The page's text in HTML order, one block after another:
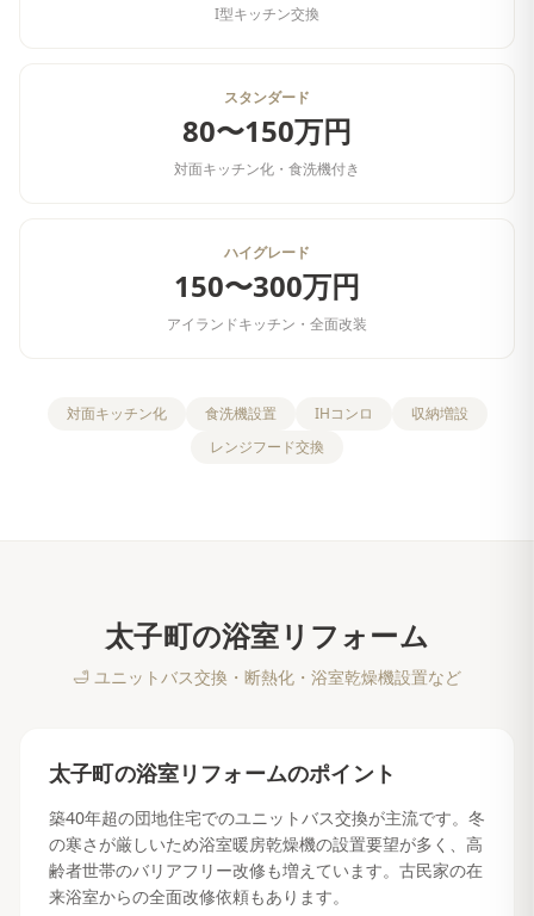
I型キッチン交換
スタンダード
80〜150万円
対面キッチン化・食洗機付き
ハイグレード
150〜300万円
アイランドキッチン・全面改装
対面キッチン化 食洗機設置 IHコンロ
収納増設
レンジフード交換
太子町の浴室リフォーム
🛁 ユニットバス交換・断熱化・浴室乾燥機設置など
太子町 の浴室リフォームのポイント
築40年超の団地住宅でのユニットバス交換が主流です。冬
の寒さが厳しいため浴室暖房乾燥機の設置要望が多く、高
齢者世帯のバリアフリー改修も増えています。古民家の在
来浴室からの全面改修依頼もあります。